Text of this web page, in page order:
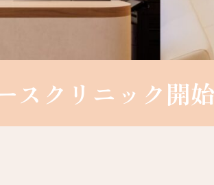
スクリニック開